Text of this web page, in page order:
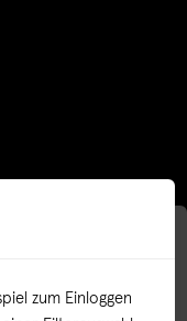
zum Einloggen